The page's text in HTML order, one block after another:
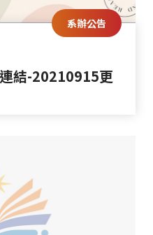
系辦公告
結-20210915更